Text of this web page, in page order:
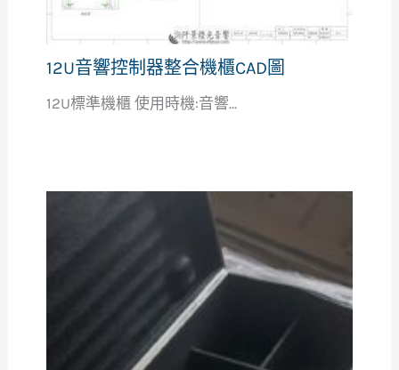
12U音響控制器整合機櫃CAD圖
12U標準機櫃 使用時機:音響...